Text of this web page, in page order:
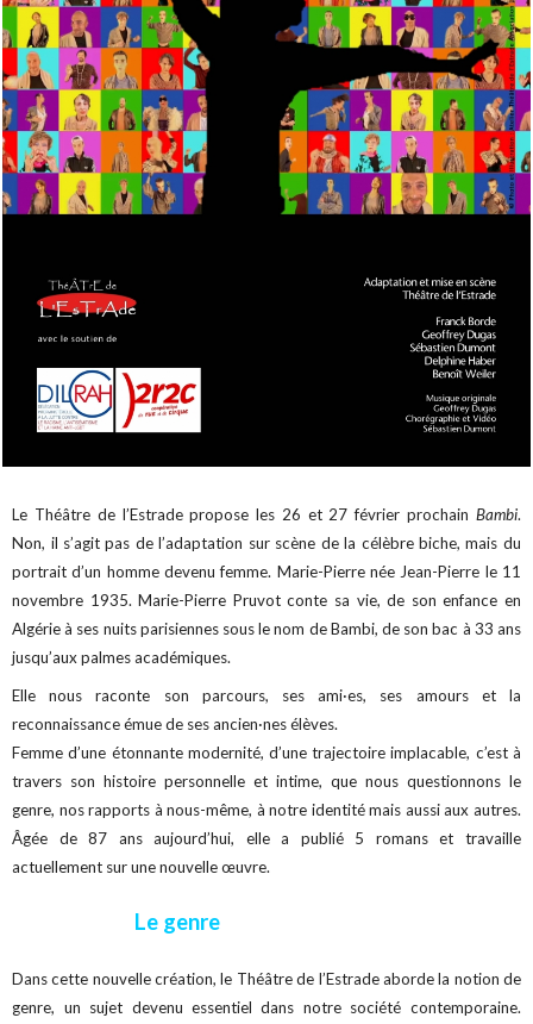
Le Théâtre de l’Estrade propose les 26 et 27 février prochain Bambi.
Non, il s’agit pas de l’adaptation sur scène de la célèbre biche, mais du
portrait d’un homme devenu femme. Marie-Pierre née Jean-Pierre le 11
novembre 1935. Marie-Pierre Pruvot conte sa vie, de son enfance en
Algérie à ses nuits parisiennes sous le nom de Bambi, de son bac à 33 ans
jusqu’aux palmes académiques.
Elle nous raconte son parcours, ses ami·es, ses amours et la
reconnaissance émue de ses ancien·nes élèves.
Femme d’une étonnante modernité, d’une trajectoire implacable, c’est à
travers son histoire personnelle et intime, que nous questionnons le
genre, nos rapports à nous-même, à notre identité mais aussi aux autres.
Âgée de 87 ans aujourd’hui, elle a publié 5 romans et travaille
actuellement sur une nouvelle œuvre.
Le genre
Dans cette nouvelle création, le Théâtre de l’Estrade aborde la notion de
genre, un sujet devenu essentiel dans notre société contemporaine.